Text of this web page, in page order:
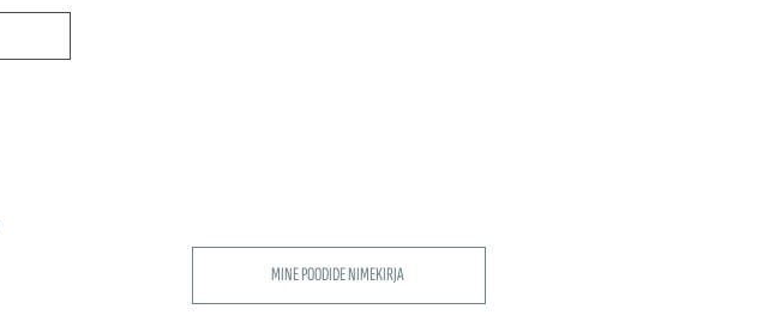
MINE POODIDE NIMEKIRJA